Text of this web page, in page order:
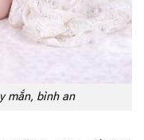
mắn, bình an